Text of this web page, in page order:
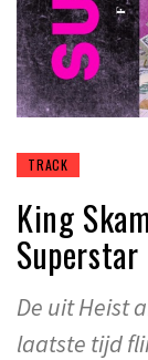
TRACK
King
Superstar
De uit Heist
laatste tijd